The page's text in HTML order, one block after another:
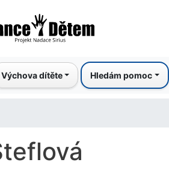
k
hlavnímu
Výchova dítěte Hledám pomoc